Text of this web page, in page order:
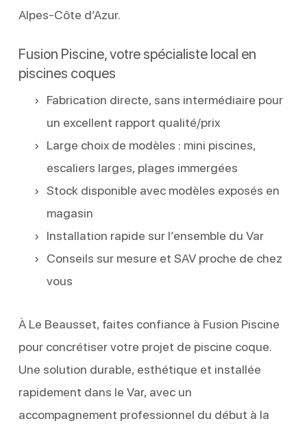
Alpes-Côte d’Azur.
Fusion Piscine, votre spécialiste local en
piscines coques
Fabrication directe, sans intermédiaire pour
un excellent rapport qualité/prix
Large choix de modèles : mini piscines,
escaliers larges, plages immergées
Stock disponible avec modèles exposés en
magasin
Installation rapide sur l’ensemble du Var
Conseils sur mesure et SAV proche de chez
vous
À Le Beausset, faites confiance à Fusion Piscine
pour concrétiser votre projet de piscine coque.
Une solution durable, esthétique et installée
rapidement dans le Var, avec un
accompagnement professionnel du début à la